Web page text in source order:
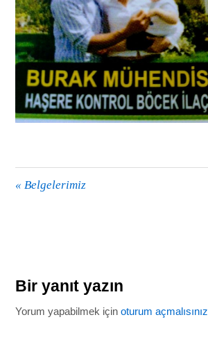
« Belgelerimiz
Bir yanıt yazın
Yorum yapabilmek içinoturum açmalısınız